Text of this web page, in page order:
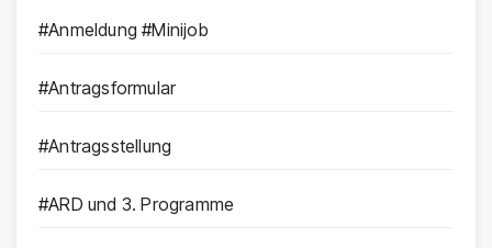
#Anmeldung #Minijob
#Antragsformular
#Antragsstellung
#ARD und 3. Programme